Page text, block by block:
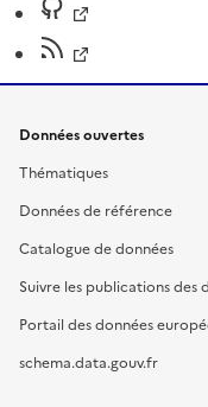
Données ouvertes
Thématiques
Données de référence
Catalogue de données
Suivre les publications des
Portail des données
schema.data.gouv.fr